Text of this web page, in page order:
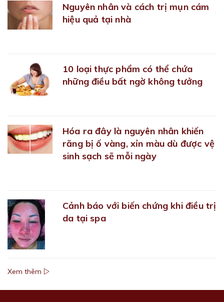
Nguyên nhân và cách trị mụn cám
hiệu quả tại nhà
10 loại thực phẩm có thể chứa
những điều bất ngờ không tưởng
Hóa ra đây là nguyên nhân khiến
răng bị ố vàng, xỉn màu dù được vệ
sinh sạch sẽ mỗi ngày
Cảnh báo với biến chứng khi điều trị
da tại spa
Xem thêm